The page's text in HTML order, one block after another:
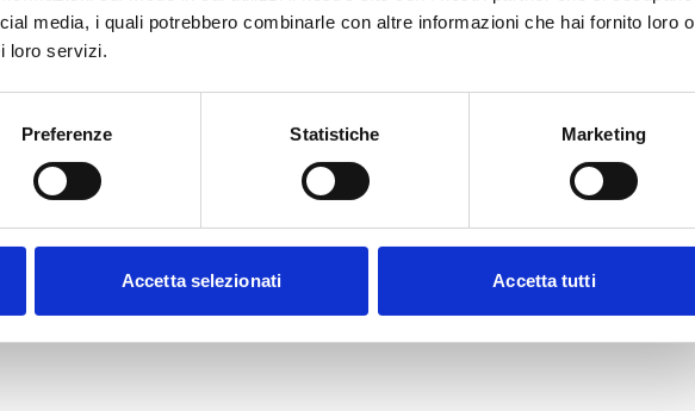
media, i quali potrebbero combinarle con altre informazioni che hai fornito loro o
loro servizi.
Preferenze Statistiche Marketing
Accetta selezionati Accetta tutti